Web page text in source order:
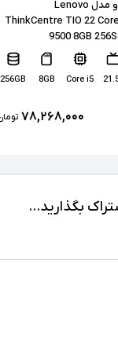
لنوو مدل Lenovo
ThinkCentre TIO 22
9500 8GB
Core i5
8GB
256GB
۷۸,۲۶۸,۰۰۰
بگذارید...